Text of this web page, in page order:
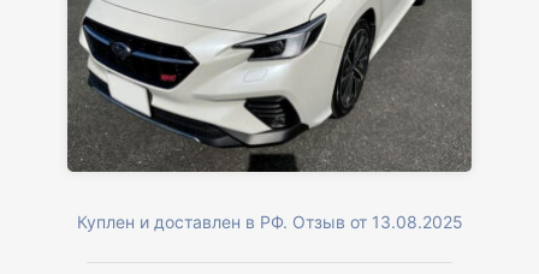
Куплен и доставлен в РФ. Отзыв от 13.08.2025